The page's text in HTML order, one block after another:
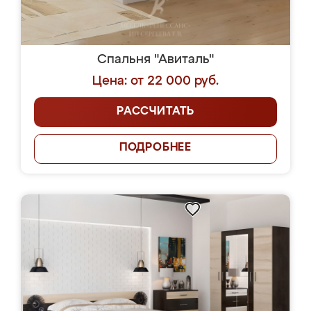
Спальня "Авиталь"
Цена: от 22 000 руб.
РАССЧИТАТЬ
ПОДРОБНЕЕ